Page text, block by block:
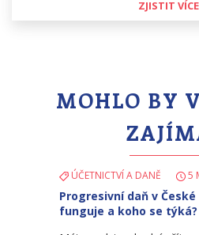
ZJISTIT VÍCE
MOHLO BY
ÚČETNICTVÍ A DANĚ 5
Progresivní daň v
funguje a koho se týká?